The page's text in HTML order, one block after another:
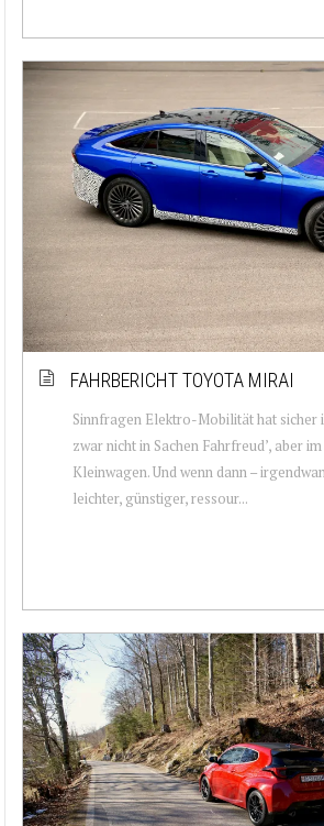
FAHRBERICHT TOYOTA MIRAI
Sinnfragen Elektro-Mobilität hat sicher
zwar nicht in Sachen Fahrfreud’, aber
Kleinwagen. Und wenn dann –
leichter, günstiger, ressour...